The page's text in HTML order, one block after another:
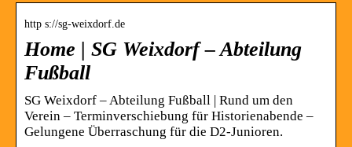
http s://sg-weixdorf.de
Home | SG Weixdorf – Abteilung
Fußball
SG Weixdorf – Abteilung Fußball | Rund um den
Verein – Terminverschiebung für Historienabende –
Gelungene Überraschung für die D2-Junioren.